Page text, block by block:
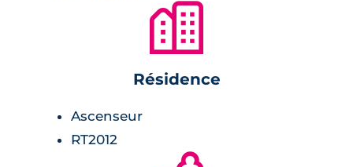
carrelage avec faïence assorties.
placards.
🏙
Résidence
Ascenseur
RT2012